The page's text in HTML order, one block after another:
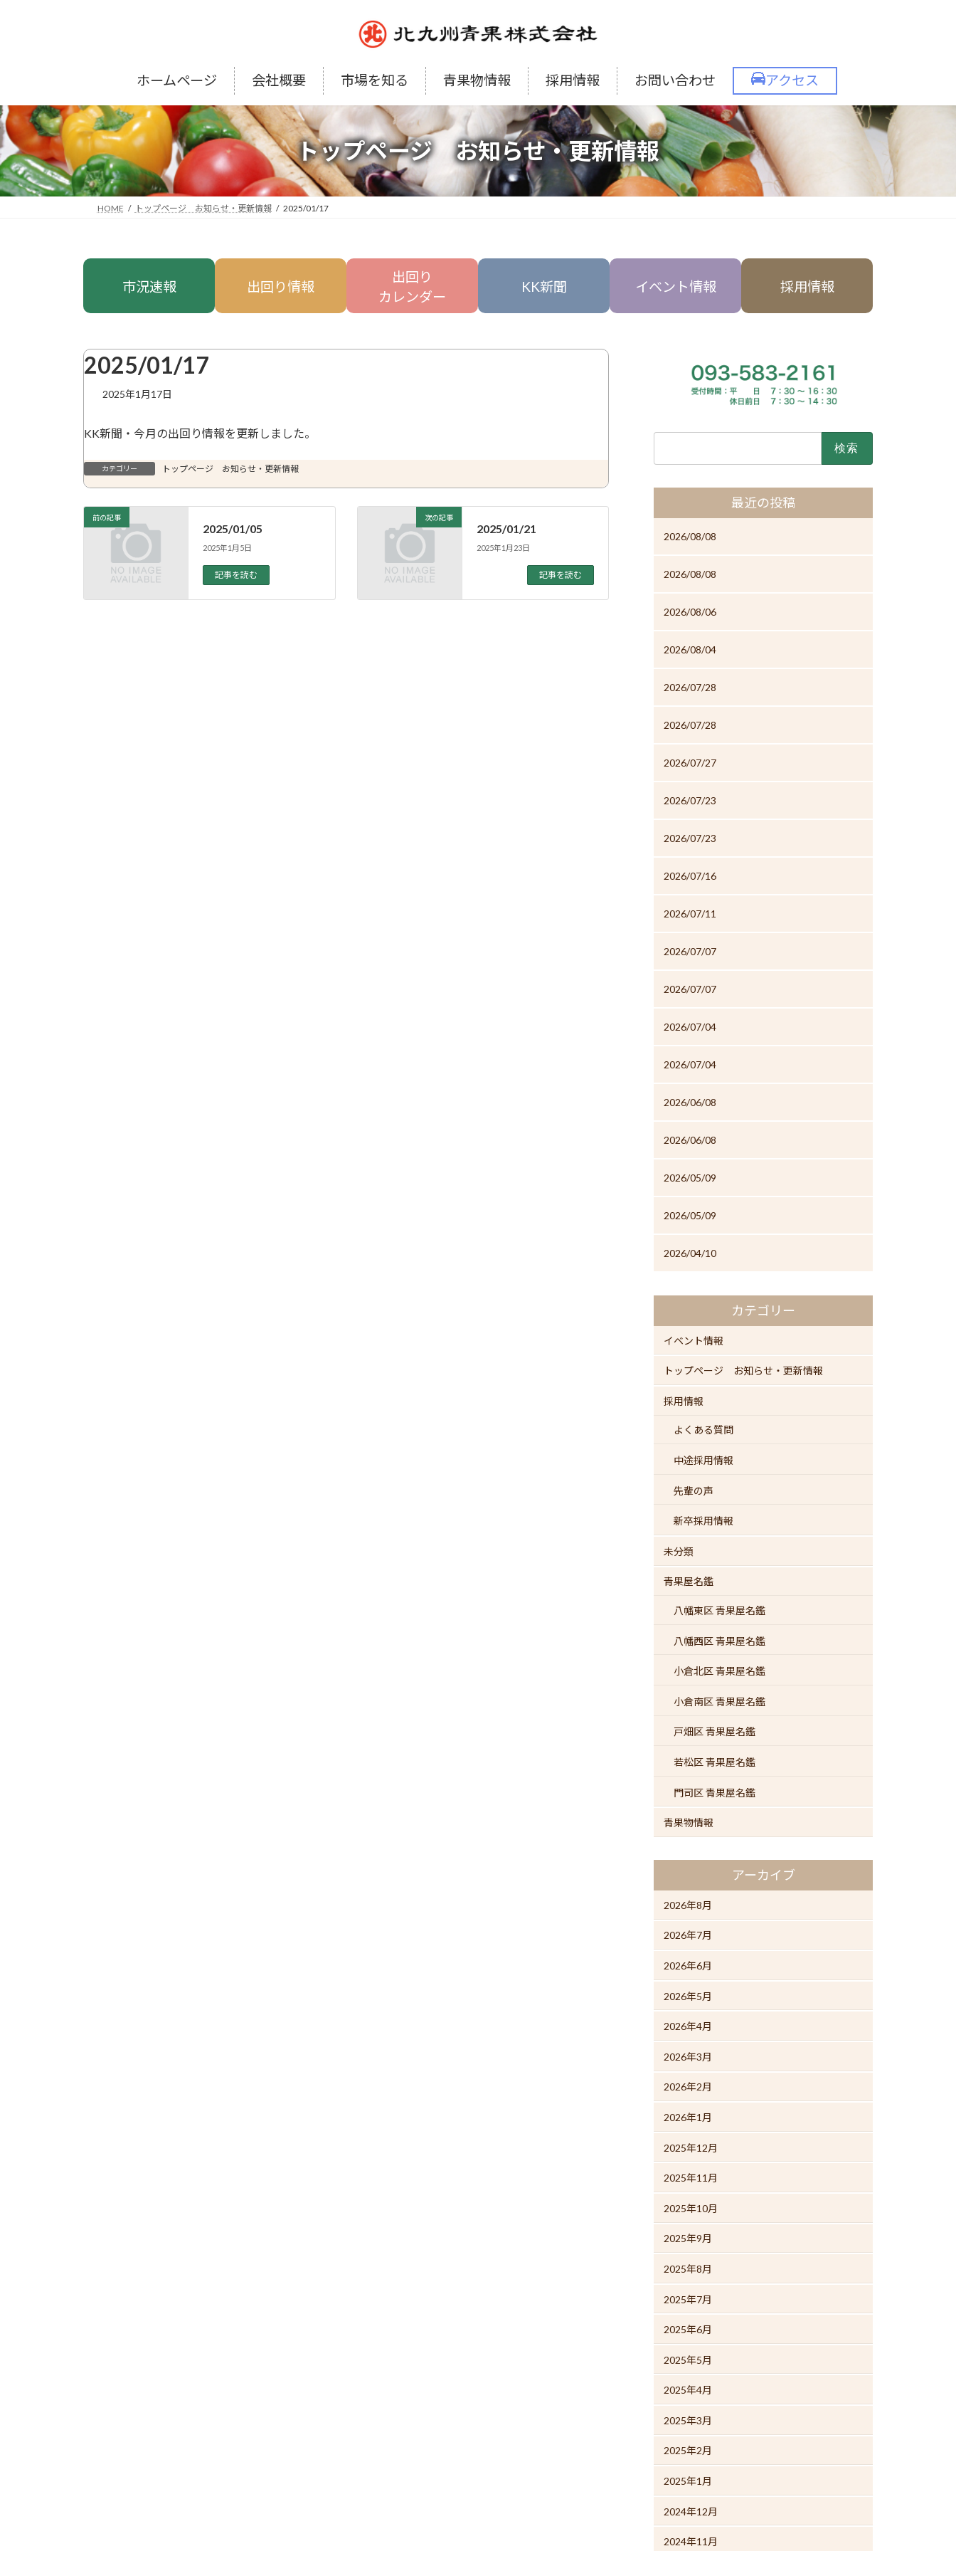
ス
キ
ッ
プ
ン
に
移
動
ホームページ 会社概要 市場を知る 青果物情報 採用情報 お問い合わせ アクセス
トップページ お知らせ・更新情報
HOME トップページ お知らせ・更新情報 2025/01/17
市況速報 出回り情報
出回り
カレンダー
KK新聞 イベント情報 採用情報
2025/01/17
2025年1月17日
KK新聞・今月の出回り情報を更新しました。
カテゴリー トップページ お知らせ・更新情報
前の記事
2025/01/05
2025年1月5日
記事を読む
次の記事
2025/01/21
2025年1月23日
記事を読む
最近の投稿
2026/08/08
2026/08/08
2026/08/06
2026/08/04
2026/07/28
2026/07/28
2026/07/27
2026/07/23
2026/07/23
2026/07/16
2026/07/11
2026/07/07
2026/07/07
2026/07/04
2026/07/04
2026/06/08
2026/06/08
2026/05/09
2026/05/09
2026/04/10
カテゴリー
イベント情報
トップページ お知らせ・更新情報
採用情報
よくある質問
中途採用情報
先輩の声
新卒採用情報
未分類
青果屋名鑑
八幡東区 青果屋名鑑
八幡西区 青果屋名鑑
小倉北区 青果屋名鑑
小倉南区 青果屋名鑑
戸畑区 青果屋名鑑
若松区 青果屋名鑑
門司区 青果屋名鑑
青果物情報
アーカイブ
2026年8月
2026年7月
2026年6月
2026年5月
2026年4月
2026年3月
2026年2月
2026年1月
2025年12月
2025年11月
2025年10月
2025年9月
2025年8月
2025年7月
2025年6月
2025年5月
2025年4月
2025年3月
2025年2月
2025年1月
2024年12月
2024年11月